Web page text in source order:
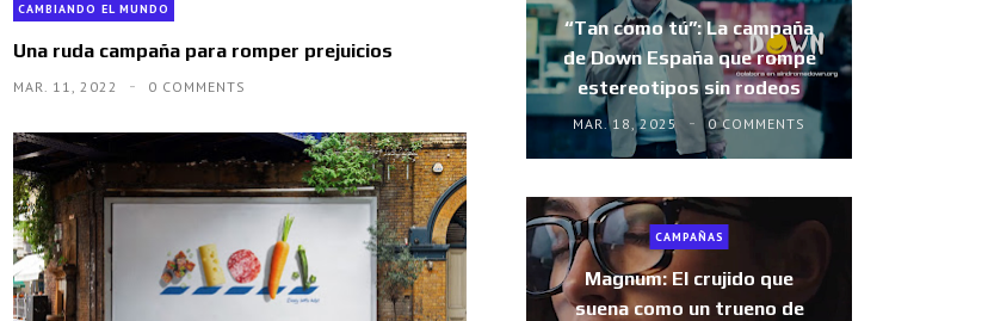
CAMBIANDO EL MUNDO
Una ruda campaña para romper prejuicios
MAR. 11, 2022 0 COMMENTS
“Tan como tú”: La campaña
de Down España que rompe
estereotipos sin rodeos
MAR. 18, 2025 0 COMMENTS
CAMPAÑAS
Magnum: El crujido que
suena como un trueno de